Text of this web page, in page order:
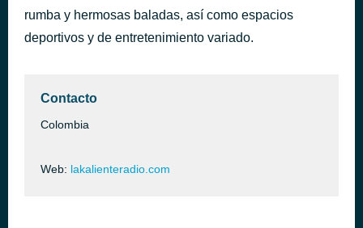
rumba y hermosas baladas, así como espacios
deportivos y de entretenimiento variado.
Contacto
Colombia
Web: lakalienteradio.com